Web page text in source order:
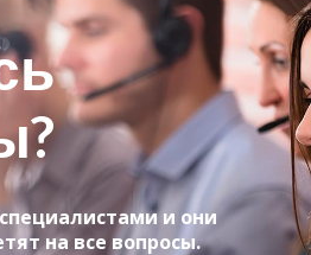
и они
на все вопросы.